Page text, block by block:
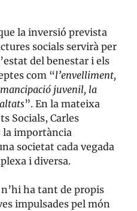
la inversió prevista
socials servirà per
del benestar i els
com “l’envelliment,
juvenil, la
”. En la mateixa
Socials, Carles
la importància
societat cada vegada
i diversa.
ha tant de propis
impulsades pel món